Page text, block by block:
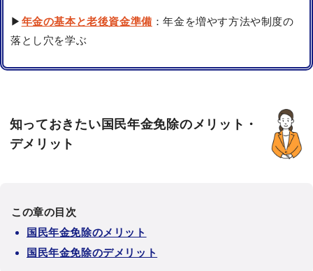
▶ 年金の基本と老後資金準備 ：年金を増やす方法や制度の
落とし穴を学ぶ
知っておきたい国民年金免除のメリット・
デメリット
この章の目次
国民年金免除のメリット
国民年金免除のデメリット